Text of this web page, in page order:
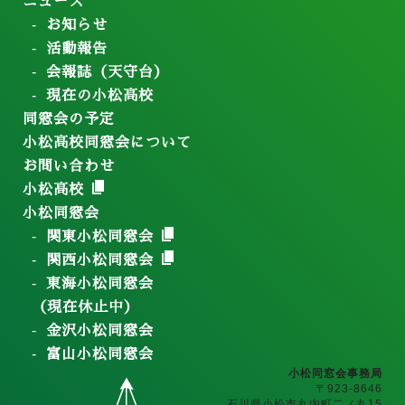
お知らせ
活動報告
会報誌（天守台）
現在の小松高校
同窓会の予定
小松高校同窓会について
お問い合わせ
小松高校
小松同窓会
関東小松同窓会
関西小松同窓会
東海小松同窓会
（現在休止中）
金沢小松同窓会
富山小松同窓会
小松同窓会事務局
〒923-8646